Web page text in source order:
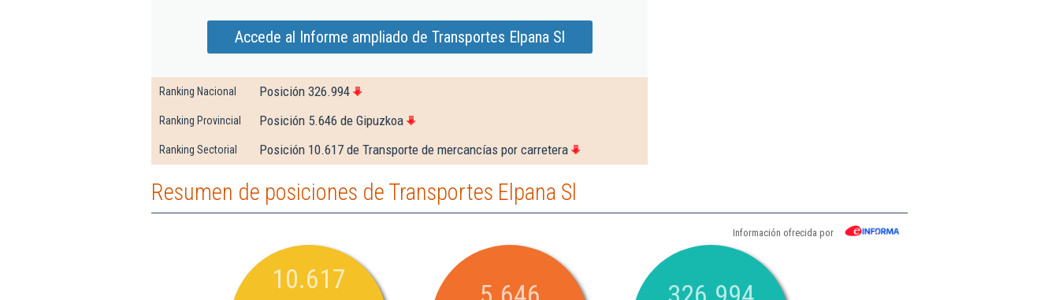
Accede al Informe ampliado de Transportes Elpana Sl
Ranking Nacional Posición 326.994
Ranking Provincial Posición 5.646 de Gipuzkoa
Ranking Sectorial Posición 10.617 de Transporte de mercancías por carretera
Resumen de posiciones de Transportes Elpana Sl
Información ofrecida por
10.617